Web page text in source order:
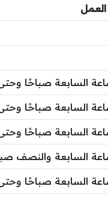
العمل
السابعة صباحًا وحتى
السابعة صباحًا وحتى
السابعة صباحًا وحتى
السابعة والنصف
السابعة صباحًا